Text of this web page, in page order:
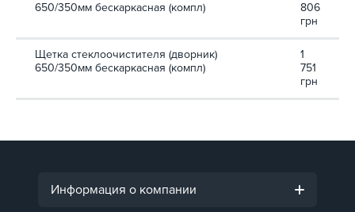
650/350мм бескаркасная (компл)
806
грн
Щетка стеклоочистителя (дворник)
650/350мм бескаркасная (компл)
1
751
грн
Информация о компании